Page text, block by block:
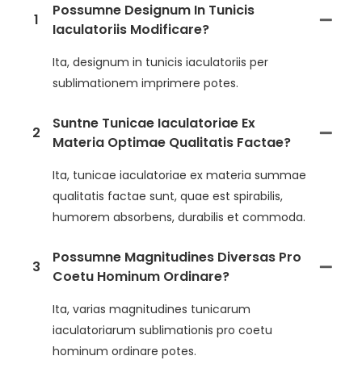
1
Possumne Designum In Tunicis
Iaculatoriis Modificare?
Ita, designum in tunicis iaculatoriis per
sublimationem imprimere potes.
2
Suntne Tunicae Iaculatoriae Ex
Materia Optimae Qualitatis Factae?
Ita, tunicae iaculatoriae ex materia summae
qualitatis factae sunt, quae est spirabilis,
humorem absorbens, durabilis et commoda.
3
Possumne Magnitudines Diversas Pro
Coetu Hominum Ordinare?
Ita, varias magnitudines tunicarum
iaculatoriarum sublimationis pro coetu
hominum ordinare potes.